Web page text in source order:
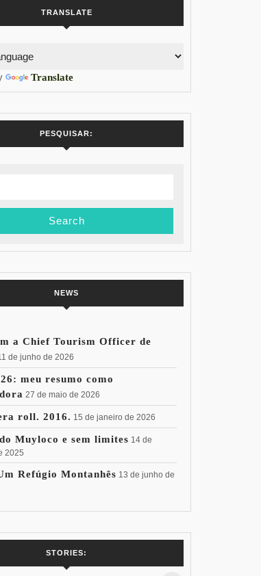
TRANSLATE
Translate
PESQUISAR:
NEWS
a Chief Tourism Officer de
de junho de 2026
meu resumo como
27 de maio de 2026
roll. 2016. 15 de janeiro de 2026
Muyloco e sem limites 14 de
2025
Refúgio Montanhês 13 de junho de
STORIES:
com +
Pessoal: Os